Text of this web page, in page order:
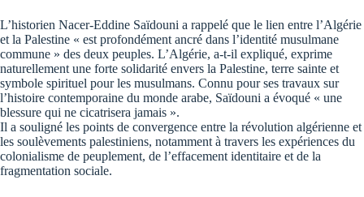
L’historien Nacer-Eddine Saïdouni a rappelé que le lien entre l’Algérie
et la Palestine « est profondément ancré dans l’identité musulmane
commune » des deux peuples. L’Algérie, a-t-il expliqué, exprime
naturellement une forte solidarité envers la Palestine, terre sainte et
symbole spirituel pour les musulmans. Connu pour ses travaux sur
l’histoire contemporaine du monde arabe, Saïdouni a évoqué « une
blessure qui ne cicatrisera jamais ».
Il a souligné les points de convergence entre la révolution algérienne et
les soulèvements palestiniens, notamment à travers les expériences du
colonialisme de peuplement, de l’effacement identitaire et de la
fragmentation sociale.